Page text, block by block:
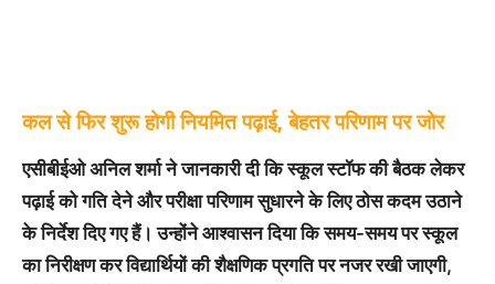
कल से फिर शुरू होगी नियमित पढ़ाई, बेहतर परिणाम पर जोर
एसीबीईओ अनिल शर्मा ने जानकारी दी कि स्कूल स्टॉफ की बैठक लेकर
पढ़ाई को गति देने और परीक्षा परिणाम सुधारने के लिए ठोस कदम उठाने
के निर्देश दिए गए हैं। उन्होंने आश्वासन दिया कि समय-समय पर स्कूल
का निरीक्षण कर विद्यार्थियों की शैक्षणिक प्रगति पर नजर रखी जाएगी,